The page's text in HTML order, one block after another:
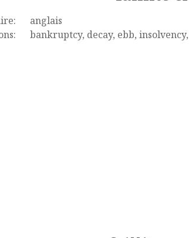
anglais
bankruptcy, decay, ebb,